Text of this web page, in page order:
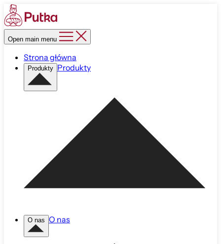
Open main menu
Strona główna
Produkty Produkty
O nas O nas